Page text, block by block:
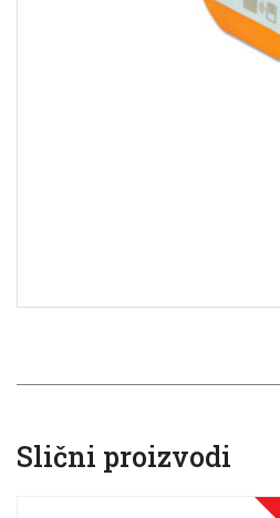
Slični proizvodi